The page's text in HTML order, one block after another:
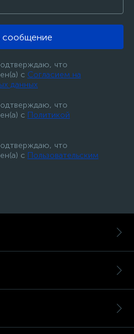
сообщение
что
с Согласием на
данных
что
с Политикой
что
с Пользовательским